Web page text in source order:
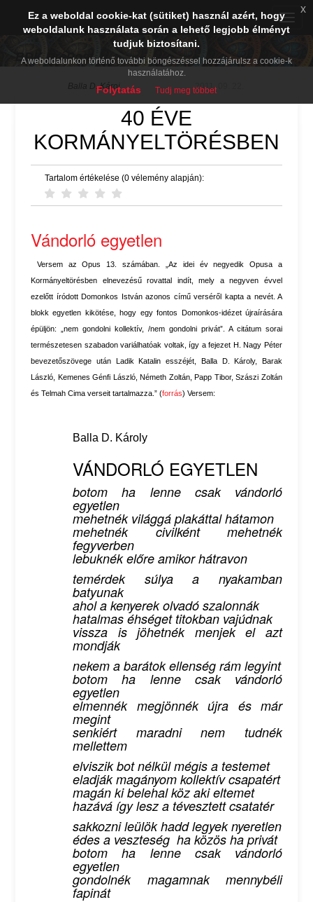
Toggle
BDK PréPost
Balla D. Károj 2011. 09. 22.
40 ÉVE
KORMÁNYELTÖRÉSBEN
Tartalom értékelése (0 vélemény alapján):
Vándorló egyetlen
Versem az Opus 13. számában. „Az idei év negyedik Opusa a
Kormányeltörésben elnevezésű rovattal indít, mely a negyven évvel
ezelőtt íródott Domonkos István azonos című verséről kapta a nevét. A
blokk egyetlen kikötése, hogy egy fontos Domonkos-idézet újraírására
épüljön: „nem gondolni kollektív, /nem gondolni privát”. A citátum sorai
természetesen szabadon variálhatóak voltak, így a fejezet H. Nagy Péter
bevezetőszövege után Ladik Katalin esszéjét, Balla D. Károly, Barak
László, Kemenes Génfi László, Németh Zoltán, Papp Tibor, Szászi Zoltán
és Telmah Cima verseit tartalmazza.” (forrás) Versem:
Balla D. Károly
VÁNDORLÓ EGYETLEN
botom ha lenne csak vándorló
egyetlen
mehetnék világgá plakáttal hátamon
mehetnék civilként mehetnék
fegyverben
lebuknék előre amikor hátravon
temérdek súlya a nyakamban
batyunak
ahol a kenyerek olvadó szalonnák
hatalmas éhséget titokban vajúdnak
vissza is jöhetnék menjek el azt
mondják
nekem a barátok ellenség rám legyint
botom ha lenne csak vándorló
egyetlen
elmennék megjönnék újra és már
megint
senkiért maradni nem tudnék
mellettem
elviszik bot nélkül mégis a testemet
eladják magányom kollektív csapatért
magán ki belehal köz aki eltemet
hazává így lesz a tévesztett csatatér
sakkozni leülök hadd legyek nyeretlen
édes a veszteség ha közös ha privát
botom ha lenne csak vándorló
egyetlen
gondolnék magamnak mennybéli
fapinát
Ez a weboldal cookie-kat (sütiket) használ azért, hogy
weboldalunk használata során a lehető legjobb élményt
tudjuk biztosítani.
A weboldalunkon történő további böngészéssel hozzájárulsz a cookie-k
használatához.
Folytatás Tudj meg többet
x